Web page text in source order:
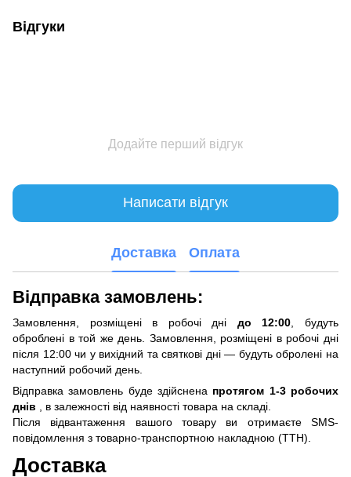
Відгуки
Додайте перший відгук
Написати відгук
Доставка Оплата
Відправка замовлень:
Замовлення, розміщені в робочі дні до 12:00 , будуть
оброблені в той же день. Замовлення, розміщені в робочі дні
після 12:00 чи у вихідний та святкові дні — будуть обролені на
наступний робочий день.
Відправка замовлень буде здійснена протягом 1-3 робочих
днів , в залежності від наявності товара на складі.
Після відвантаження вашого товару ви отримаєте SMS-
повідомлення з товарно-транспортною накладною (ТТН).
Доставка